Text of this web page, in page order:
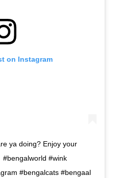
on Instagram
ya doing? Enjoy your
#wink
#bengalcats #bengaal